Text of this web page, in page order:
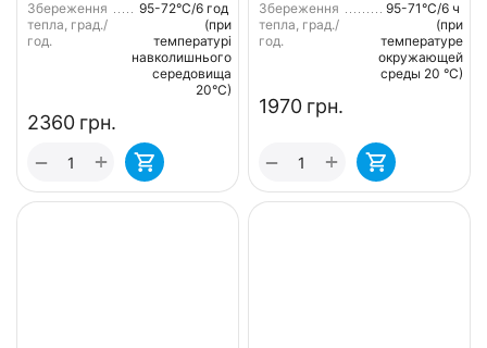
Збереження
тепла, град./
год.
95-72°С/6 год
(при
температурі
навколишнього
середовища
20°С)
‍2360‍ грн.
+
−
Збереження
тепла, град./
год.
95-71°С/6 ч
(при
температуре
окружающей
среды 20 °С)
‍1970‍ грн.
+
−